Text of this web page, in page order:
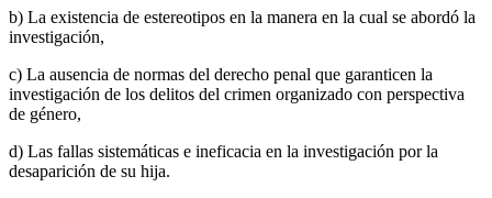
b) La existencia de estereotipos en la manera en la cual se abordó la
investigación,
c) La ausencia de normas del derecho penal que garanticen la
investigación de los delitos del crimen organizado con perspectiva
de género,
d) Las fallas sistemáticas e ineficacia en la investigación por la
desaparición de su hija.